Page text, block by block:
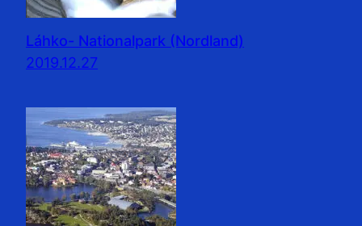
Láhko- Nationalpark (Nordland)
2019.12.27